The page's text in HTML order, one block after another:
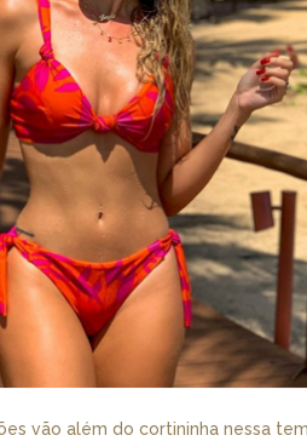
vão além do cortininha nessa